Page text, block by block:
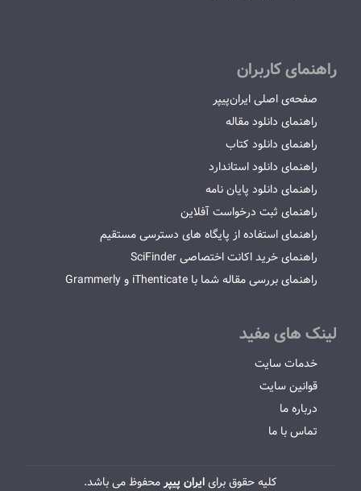
راهنمای کاربران
صفحه‌ی اصلی ایران‌پیپر
راهنمای دانلود مقاله
راهنمای دانلود کتاب
راهنمای دانلود استاندارد
راهنمای دانلود پایان نامه
راهنمای ثبت درخواست آفلاین
راهنمای استفاده از پایگاه های دسترسی مستقیم
راهنمای خرید اکانت اختصاصی SciFinder
راهنمای بررسی مقاله شما با iThenticate و Grammerly
لینک های مفید
خدمات سایت
قوانین سایت
درباره ما
تماس با ما
کلیه حقوق برایایران پیپرمحفوظ می باشد.